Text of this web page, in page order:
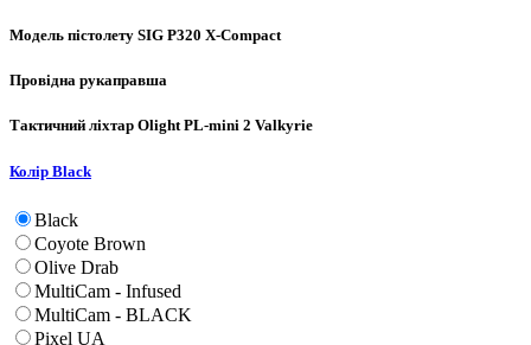
Модель пістолету SIG P320 X-Compact
Провідна рукаправша
Тактичний ліхтар Olight PL-mini 2 Valkyrie
Колір Black
Black
Coyote Brown
Olive Drab
MultiCam - Infused
MultiCam - BLACK
Pixel UA